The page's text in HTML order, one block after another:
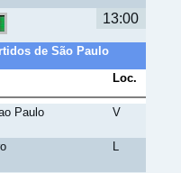
13:00
de São Paulo
Loc.
Paulo V
L